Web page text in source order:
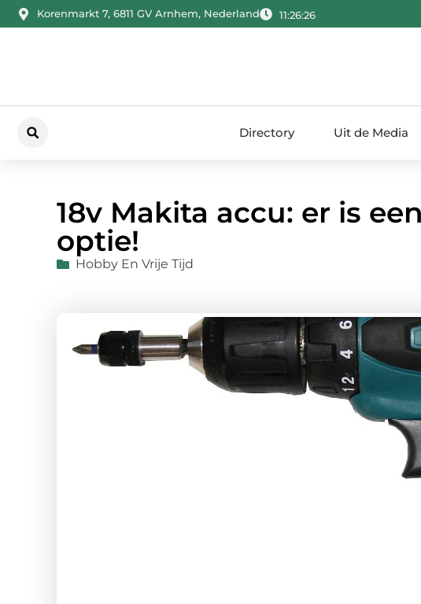
Korenmarkt 7, 6811 GV Arnhem, Nederland 11:26:26
Directory Uit de Media
18v Makita accu: er is
optie!
Hobby En Vrije Tijd